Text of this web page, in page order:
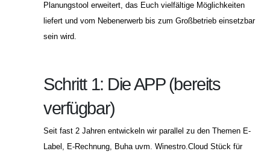
Planungstool erweitert, das Euch vielfältige Möglichkeiten
liefert und vom Nebenerwerb bis zum Großbetrieb einsetzbar
sein wird.
Schritt 1: Die APP (bereits
verfügbar)
Seit fast 2 Jahren entwickeln wir parallel zu den Themen E-
Label, E-Rechnung, Buha uvm. Winestro.Cloud Stück für